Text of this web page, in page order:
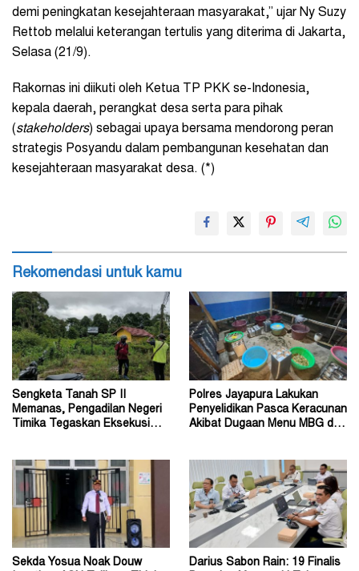
demi peningkatan kesejahteraan masyarakat,” ujar Ny Suzy
Rettob melalui keterangan tertulis yang diterima di Jakarta,
Selasa (21/9).
Rakornas ini diikuti oleh Ketua TP PKK se-Indonesia,
kepala daerah, perangkat desa serta para pihak
(stakeholders) sebagai upaya bersama mendorong peran
strategis Posyandu dalam pembangunan kesehatan dan
kesejahteraan masyarakat desa. (*)
Rekomendasi untuk kamu
Sengketa Tanah SP II
Memanas, Pengadilan Negeri
Timika Tegaskan Eksekusi
Polres Jayapura Lakukan
Penyelidikan Pasca Keracunan
Akibat Dugaan Menu MBG di
Sekda Yosua Noak Douw
Darius Sabon Rain: 19 Finalis